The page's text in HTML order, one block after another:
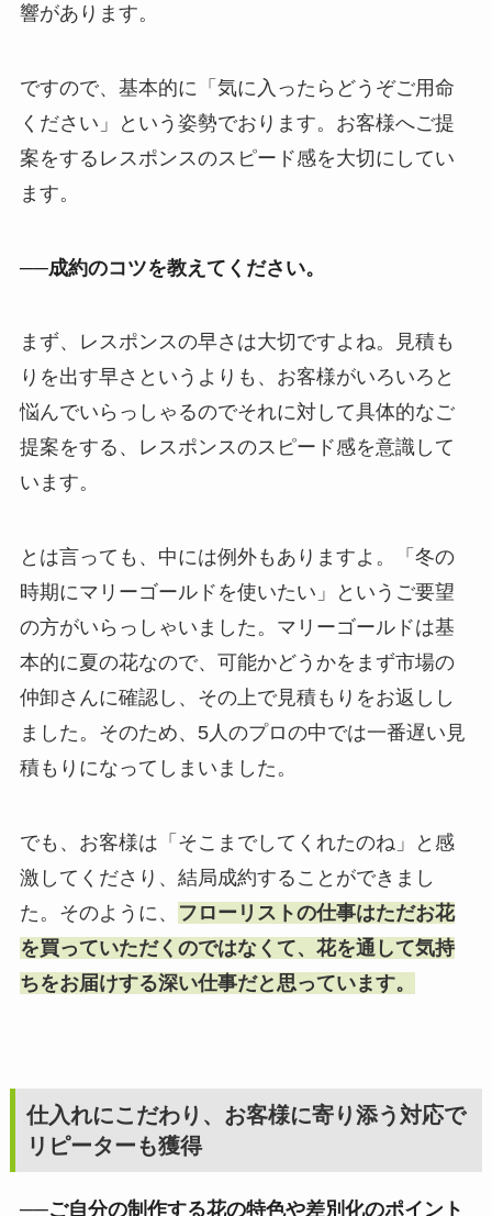
響があります。
ですので、基本的に「気に入ったらどうぞご用命
ください」という姿勢でおります。お客様へご提
案をするレスポンスのスピード感を大切にしてい
ます。
──成約のコツを教えてください。
まず、レスポンスの早さは大切ですよね。見積も
りを出す早さというよりも、お客様がいろいろと
悩んでいらっしゃるのでそれに対して具体的なご
提案をする、レスポンスのスピード感を意識して
います。
とは言っても、中には例外もありますよ。「冬の
時期にマリーゴールドを使いたい」というご要望
の方がいらっしゃいました。マリーゴールドは基
本的に夏の花なので、可能かどうかをまず市場の
仲卸さんに確認し、その上で見積もりをお返しし
ました。そのため、5人のプロの中では一番遅い見
積もりになってしまいました。
でも、お客様は「そこまでしてくれたのね」と感
激してくださり、結局成約することができまし
た。そのように、
フローリストの仕事はただお花
を買っていただくのではなくて、花を通して気持
ちをお届けする深い仕事だと思っています。
仕入れにこだわり、お客様に寄り添う対応で
リピーターも獲得
──ご自分の制作する花の特色や差別化のポイント